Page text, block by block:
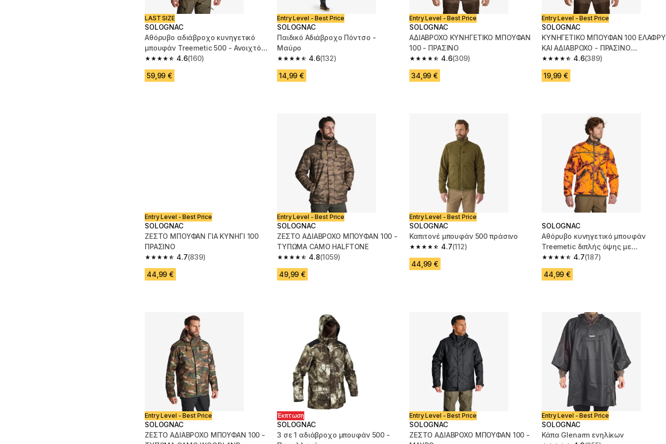
LAST SIZE
SOLOGNAC
Αθόρυβο αδιάβροχο κυνηγετικό
μπουφάν Treemetic 500 - Ανοιχτό
neon
4.6
4.6 out of 5 stars from 160 reviews
(160)
59,99 €
Entry Level - Best Price
SOLOGNAC
Παιδικό Αδιάβροχο Πόντσο -
Μαύρο
4.6
4.6 out of 5 stars from 132 reviews
(132)
14,99 €
Entry Level - Best Price
SOLOGNAC
ΑΔΙΑΒΡΟΧΟ ΚΥΝΗΓΕΤΙΚΟ ΜΠΟΥΦΑΝ
100 - ΠΡΑΣΙΝΟ
4.6
4.6 out of 5 stars from 309 reviews
(309)
34,99 €
Entry Level - Best Price
SOLOGNAC
ΚΥΝΗΓΕΤΙΚΟ ΜΠΟΥΦΑΝ 100 ΕΛΑΦΡΥ
ΚΑΙ ΑΔΙΑΒΡΟΧΟ - ΠΡΑΣΙΝΟ
ΠΑΡΑΛΛΑΓΗΣ
4.6
4.6 out of 5 stars from 389 reviews
(389)
19,99 €
Entry Level - Best Price
SOLOGNAC
ΖΕΣΤΟ ΜΠΟΥΦΑΝ ΓΙΑ ΚΥΝΗΓΙ 100
ΠΡΑΣΙΝΟ
4.7
4.7 out of 5 stars from 839 reviews
(839)
44,99 €
Entry Level - Best Price
SOLOGNAC
ΖΕΣΤΟ ΑΔΙΑΒΡΟΧΟ ΜΠΟΥΦΑΝ 100 -
ΤΥΠΩΜΑ CAMO HALFTONE
4.8
4.8 out of 5 stars from 1059 reviews
(1059)
49,99 €
Entry Level - Best Price
SOLOGNAC
Καπιτονέ μπουφάν 500 πράσινο
4.7
4.7 out of 5 stars from 112 reviews
(112)
44,99 €
SOLOGNAC
Αθόρυβο κυνηγετικό μπουφάν
Treemetic διπλής όψης με
επένδυση - Neon παραλλαγή
4.7
4.7 out of 5 stars from 187 reviews
(187)
44,99 €
Entry Level - Best Price
SOLOGNAC
ΖΕΣΤΟ ΑΔΙΑΒΡΟΧΟ ΜΠΟΥΦΑΝ 100 -
Έκπτωση
SOLOGNAC
3 σε 1 αδιάβροχο μπουφάν 500 -
Entry Level - Best Price
SOLOGNAC
ΖΕΣΤΟ ΑΔΙΑΒΡΟΧΟ ΜΠΟΥΦΑΝ 100 -
Entry Level - Best Price
SOLOGNAC
Κάπα Glenarm ενηλίκων